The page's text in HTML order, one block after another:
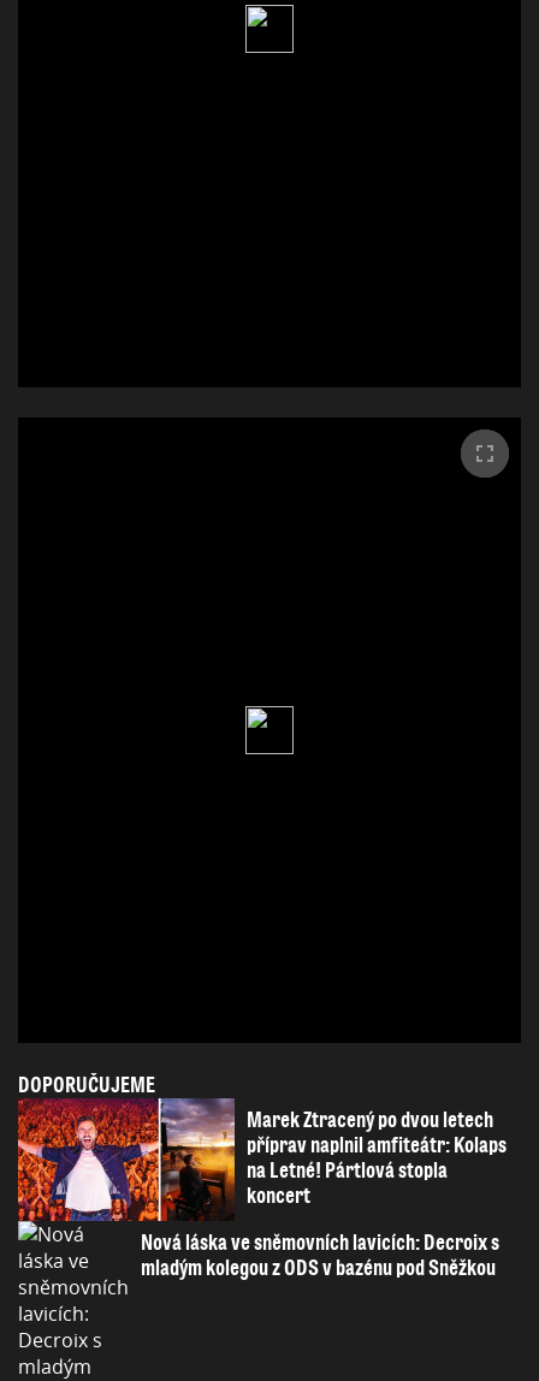
DOPORUČUJEME
Marek Ztracený po dvou letech
příprav naplnil amfiteátr: Kolaps
na Letné! Pártlová stopla
koncert
Nová láska ve sněmovních lavicích: Decroix s
mladým kolegou z ODS v bazénu pod Sněžkou